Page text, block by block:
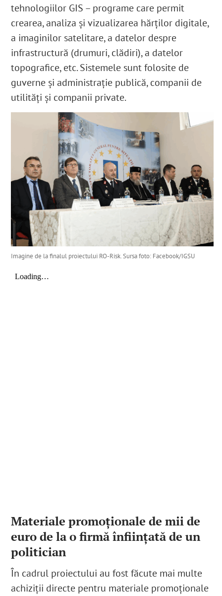
tehnologiilor GIS – programe care permit
crearea, analiza și vizualizarea hărților digitale,
a imaginilor satelitare, a datelor despre
infrastructură (drumuri, clădiri), a datelor
topografice, etc. Sistemele sunt folosite de
guverne și administrație publică, companii de
utilități și companii private.
Imagine de la finalul proiectului RO-Risk. Sursa foto: Facebook/IGSU
Materiale promoționale de mii de
euro de la o firmă înființată de un
politician
În cadrul proiectului au fost făcute mai multe
achiziții directe pentru materiale promoționale